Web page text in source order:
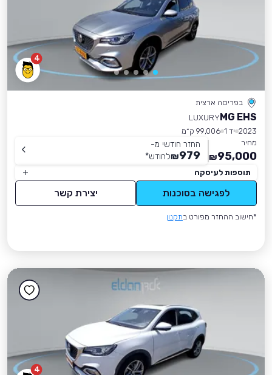
4
בפריסה ארצית
MG EHS
LUXURY
2023 יד 1
99,006 ק״מ
מחיר
95,000
₪
החזר חודשי מ-
979
₪לחודש*
תוספות לעיסקה
לפגישה בסוכנות יצירת קשר
*חישוב ההחזר מפורט בתקנון
4